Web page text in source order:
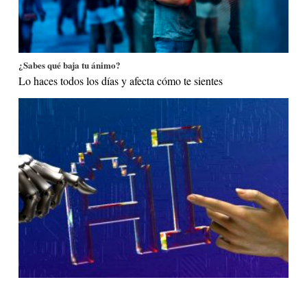
¿Sabes qué baja tu ánimo?
Lo haces todos los días y afecta cómo te sientes